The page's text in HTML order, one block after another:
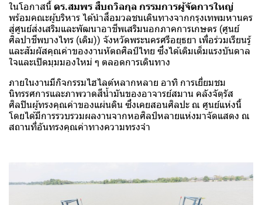
ในโอกาสนี้ ดร.สมพร สืบถวิลกุล กรรมการผู้จัดการใหญ่
พร้อมคณะผู้บริหาร ได้นำสื่อมวลชนเดินทางจากกรุงเทพมหานคร
สู่ศูนย์ส่งเสริมและพัฒนาอาชีพเสริมนอกภาคการเกษตร (ศูนย์
ศิลปาชีพบางไทร (เดิม)) จังหวัดพระนครศรีอยุธยา เพื่อร่วมเรียนรู้
และสัมผัสคุณค่าของงานหัตถศิลป์ไทย ซึ่งได้เติมเต็มแรงบันดาล
ใจและเปิดมุมมองใหม่ ๆ ตลอดการเดินทาง
ภายในงานมีกิจกรรมไฮไลต์หลากหลาย อาทิ การเยี่ยมชม
นิทรรศการและภาพวาดสีน้ำมันของอาจารย์สมาน คลังจัตุรัส
ศิลปินผู้ทรงคุณค่าของแผ่นดิน ซึ่งเคยสอนศิลปะ ณ ศูนย์แห่งนี้
โดยได้มีการรวบรวมผลงานจากหอศิลป์หลายแห่งมาจัดแสดง ณ
สถานที่อันทรงคุณค่าทางความทรงจำ